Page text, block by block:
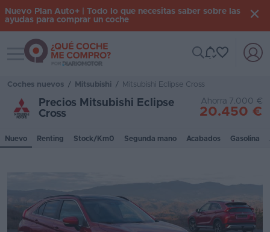
Iniciar
Inicio
Coches
Suscripción
Nuevo Plan Auto+ | Todo lo que necesitas saber sobre las
ayudas para comprar un coche
Toggle navigation
Coches nuevos / Mitsubishi / Mitsubishi Eclipse Cross
Precios Mitsubishi Eclipse
Cross
Ahorra 7.000 €
20.450 €
Nuevo Renting Stock/Km0 Segunda mano Acabados Gasolina